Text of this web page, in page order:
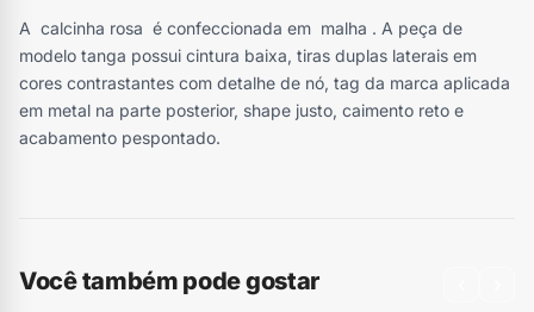
A calcinha rosa é confeccionada em malha . A peça de
modelo tanga possui cintura baixa, tiras duplas laterais em
cores contrastantes com detalhe de nó, tag da marca aplicada
em metal na parte posterior, shape justo, caimento reto e
acabamento pespontado.
Você também pode gostar